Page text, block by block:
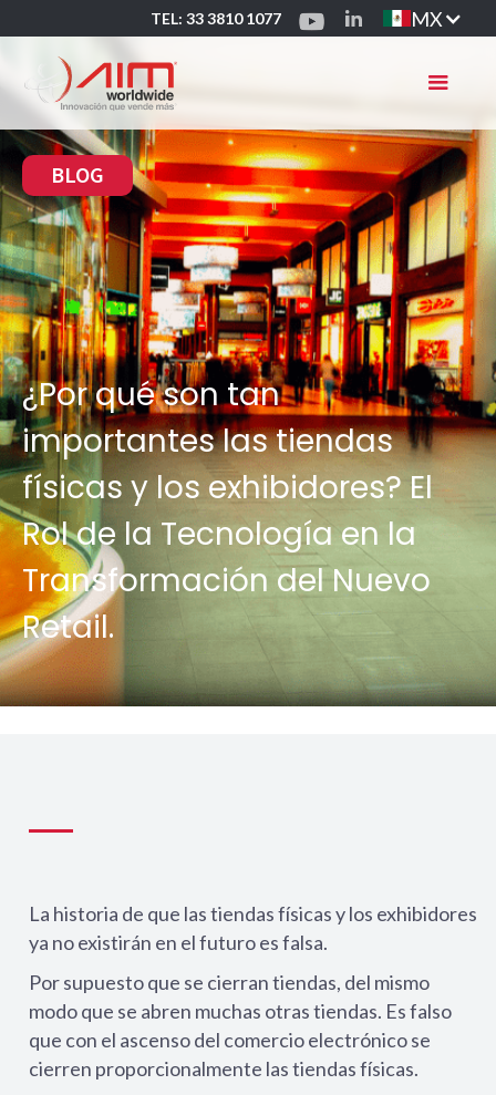
TEL: 33 3810 1077 MX
BLOG
¿Por qué son tan
importantes las tiendas
físicas y los exhibidores? El
Rol de la Tecnología en la
Transformación del Nuevo
Retail.
La historia de que las tiendas físicas y los exhibidores
ya no existirán en el futuro es falsa.
Por supuesto que se cierran tiendas, del mismo
modo que se abren muchas otras tiendas. Es falso
que con el ascenso del comercio electróni­co se
cierren proporcionalmente las tiendas físicas.